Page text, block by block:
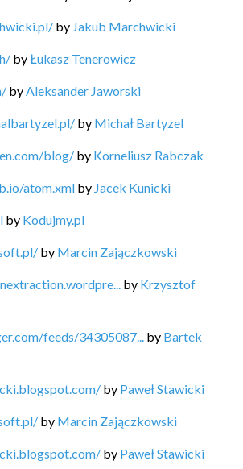
by Jakub Marchwicki
byŁukasz Tenerowicz
by Aleksander Jaworski
by Michał Bartyzel
blog/ by Korneliusz Rabczak
atom.xml by Jacek Kunicki
by Kodujmy.pl
by Marcin Zajączkowski
by Krzysztof
feeds/34305087... by Bartek
by Paweł Stawicki
by Marcin Zajączkowski
by Paweł Stawicki